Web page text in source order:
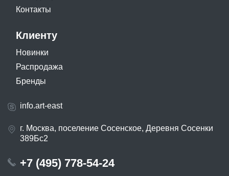
Контакты
Клиенту
Новинки
Распродажа
Бренды
info.art-east
г. Москва, поселение Сосенское, Деревня Сосенки
389Бс2
+7 (495) 778-54-24